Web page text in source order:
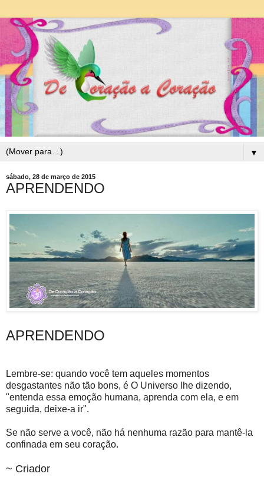
▼
sábado, 28 de março de 2015
APRENDENDO
APRENDENDO
Lembre-se: quando você tem aqueles momentos
desgastantes não tão bons, é O Universo lhe dizendo,
"entenda essa emoção humana, aprenda com ela, e em
seguida, deixe-a ir".
Se não serve a você, não há nenhuma razão para mantê-la
confinada em seu coração.
~ Criador